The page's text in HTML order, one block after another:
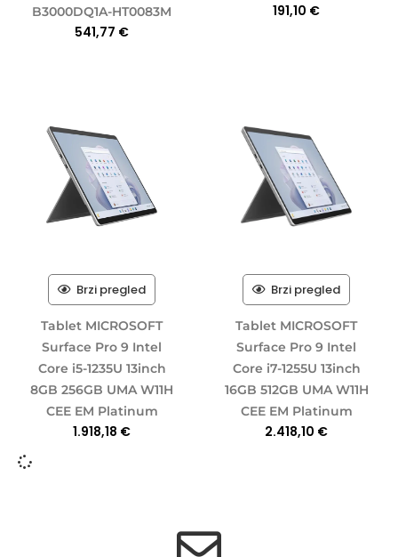
B3000DQ1A-HT0083M
541,77 €
191,10 €
Brzi pregled
Tablet MICROSOFT
Surface Pro 9 Intel
Core i5-1235U 13inch
8GB 256GB UMA W11H
CEE EM Platinum
1.918,18 €
Brzi pregled
Tablet MICROSOFT
Surface Pro 9 Intel
Core i7-1255U 13inch
16GB 512GB UMA W11H
CEE EM Platinum
2.418,10 €